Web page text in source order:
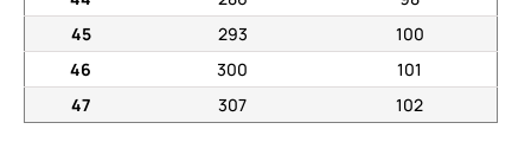
45
293
100
46
300
101
47
307 102